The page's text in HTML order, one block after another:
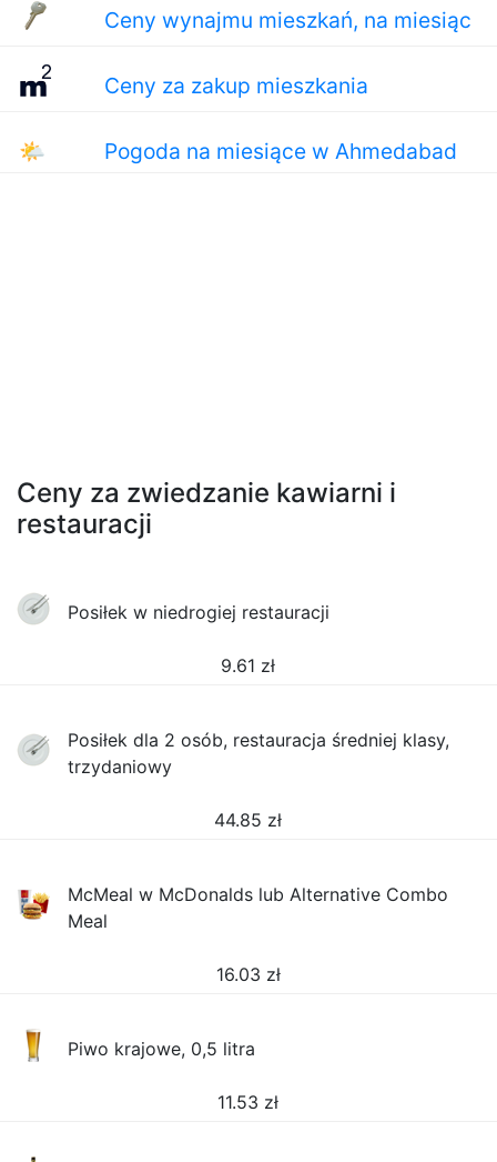
Ceny wynajmu mieszkań, na miesiąc
Ceny za zakup mieszkania
🌤 Pogoda na miesiące w Ahmedabad
Ceny za zwiedzanie kawiarni i
restauracji
Posiłek w niedrogiej restauracji
9.61 zł
Posiłek dla 2 osób, restauracja średniej klasy,
trzydaniowy
44.85 zł
McMeal w McDonalds lub Alternative Combo
Meal
16.03 zł
Piwo krajowe, 0,5 litra
11.53 zł